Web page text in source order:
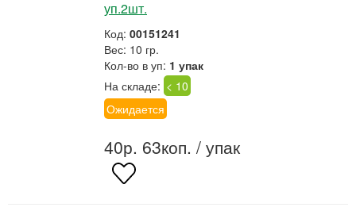
уп.2шт.
Код: 00151241
Вес: 10 гр.
Кол-во в уп: 1 упак
На складе: < 10
Ожидается
40р. 63коп. / упак